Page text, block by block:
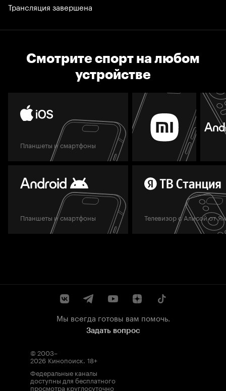
Трансляция завершена
Смотрите спорт на любом
устройстве
Планшеты и смартфоны
Планшеты и смартфоны Телевизор с Алисой от
Мы всегда готовы вам помочь.
Задать вопрос
© 2003–
2026 Кинопоиск. 18+
Федеральные каналы
доступны для бесплатного
просмотра круглосуточно